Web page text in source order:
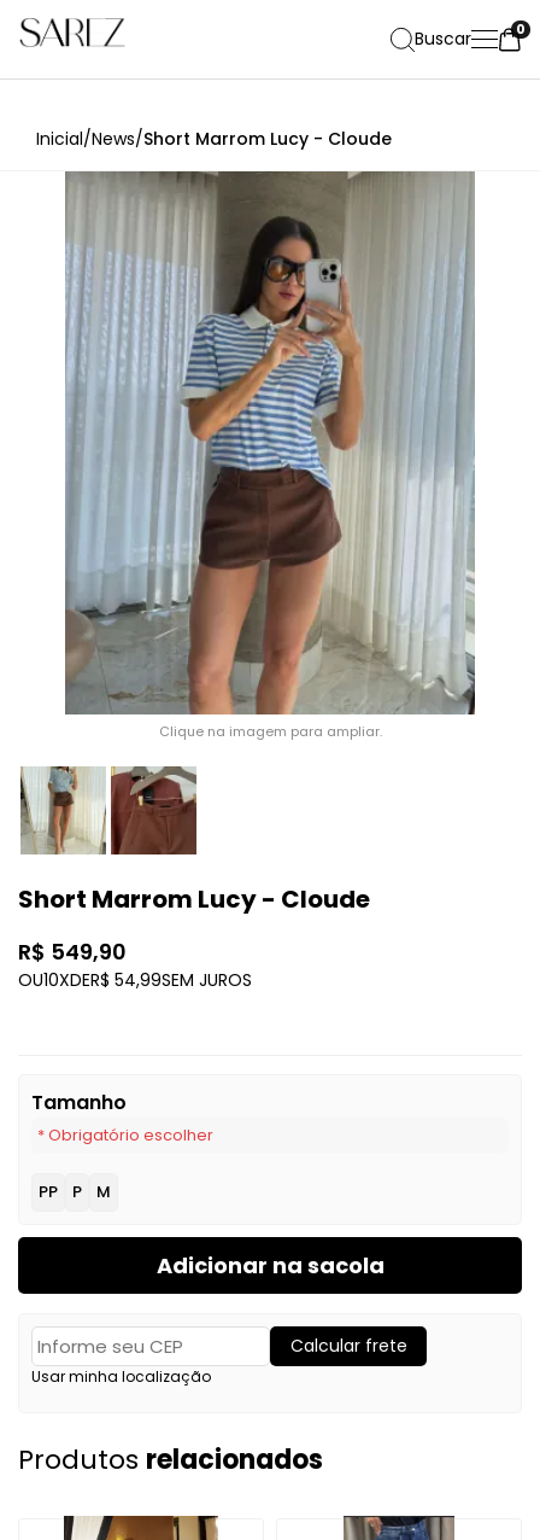
Buscar 0
Inicial/News/Short Marrom Lucy - Cloude
Clique na imagem para ampliar.
Short Marrom Lucy - Cloude
R$ 549,90
OU10XDER$ 54,99SEM JUROS
Tamanho
* Obrigatório escolher
PP P M
Adicionar na sacola
Calcular frete
Usar minha localização
Produtos relacionados